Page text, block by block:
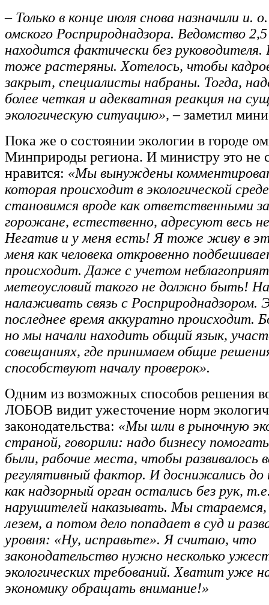
– Только в конце июля снова назначили и.
омского Росприроднадзора. Ведомство 2,5
находится фактически без
тоже растеряны. Хотелось, чтобы
закрыт, специалисты набраны. Тогда,
более четкая и адекватная реакция на
экологическую ситуацию», –заметил
Пока же о состоянии экологии в городе
Минприроды региона. И министру это не
нравится: «Мы вынуждены
которая происходит в экологической
становимся вроде как ответственными
горожане, естественно, адресуют весь
Негатив и у меня есть! Я тоже живу в
меня как человека откровенно
происходит. Даже с учетом
метеоусловий такого не должно быть!
налаживать связь с Росприроднадзором.
последнее время аккуратно происходит.
но мы начали находить общий язык,
совещаниях, где принимаем общие
способствуют началу проверок».
Одним из возможных способов решения
ЛОБОВ видит ужесточение норм
законодательства: «Мы шли в рыночную
страной, говорили: надо бизнесу
были, рабочие места, чтобы развивалось
регулятивный фактор. И доснижались
как надзорный орган остались без рук,
нарушителей наказывать. Мы
лезем, а потом дело попадает в суд и
уровня: «Ну, исправьте». Я считаю, что
законодательство нужно несколько
экологических требований. Хватит уже
экономику обращать внимание!»